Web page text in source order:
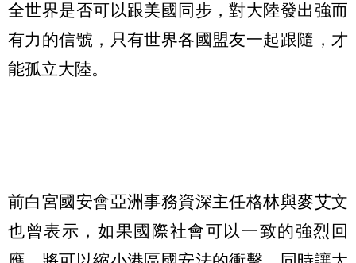
全世界是否可以跟美國同步，對大陸發出強而
有力的信號，只有世界各國盟友一起跟隨，才
能孤立大陸。
前白宮國安會亞洲事務資深主任格林與麥艾文
也曾表示，如果國際社會可以一致的強烈回